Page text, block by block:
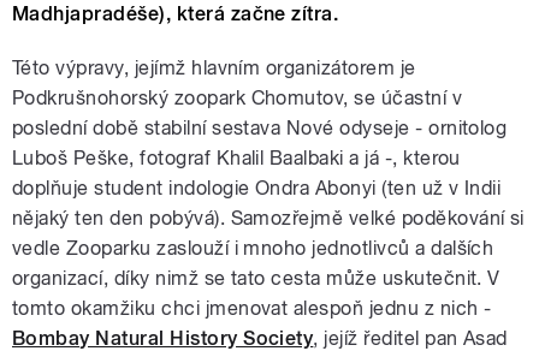
Madhjapradéše), která začne zítra.
Této výpravy, jejímž hlavním organizátorem je
Podkrušnohorský zoopark Chomutov, se účastní v
poslední době stabilní sestava Nové odyseje - ornitolog
Luboš Peške, fotograf Khalil Baalbaki a já -, kterou
doplňuje student indologie Ondra Abonyi (ten už v Indii
nějaký ten den pobývá). Samozřejmě velké poděkování si
vedle Zooparku zaslouží i mnoho jednotlivců a dalších
organizací, díky nimž se tato cesta může uskutečnit. V
tomto okamžiku chci jmenovat alespoň jednu z nich -
Bombay Natural History Society, jejíž ředitel pan Asad